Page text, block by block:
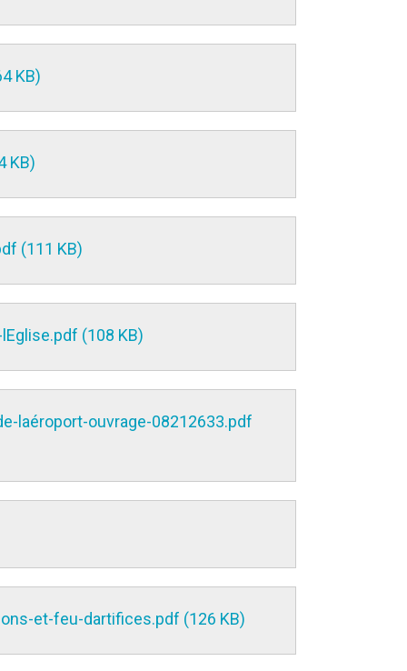
KB)
KB)
(111 KB)
(108 KB)
laéroport-ouvrage-08212633.pdf
et-feu-dartifices.pdf (126 KB)